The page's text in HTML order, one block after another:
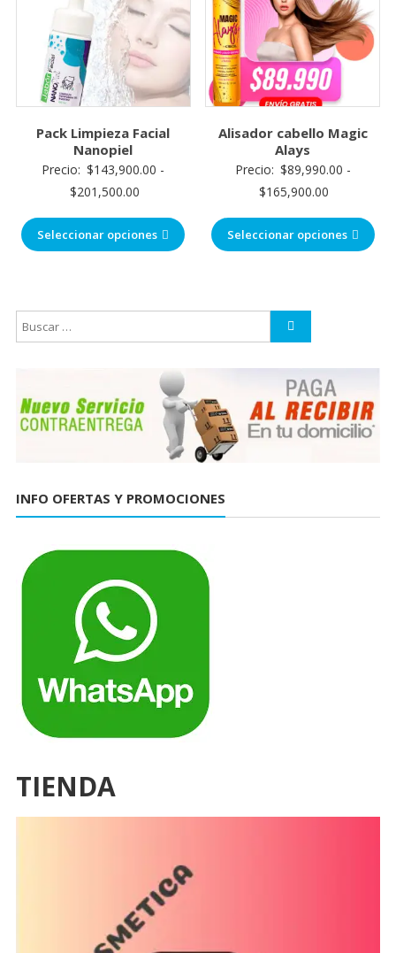
Pack Limpieza Facial
Nanopiel
Precio: $143,900.00 -
$201,500.00
Seleccionar opciones
Alisador cabello Magic
Alays
Precio: $89,990.00 -
$165,900.00
Seleccionar opciones
INFO OFERTAS Y PROMOCIONES
TIENDA